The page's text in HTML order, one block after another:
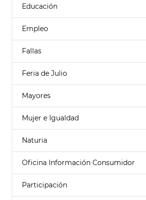
Educación
Empleo
Fallas
Feria de Julio
Mayores
Mujer e Igualdad
Naturia
Oficina Información Consumidor
Participación